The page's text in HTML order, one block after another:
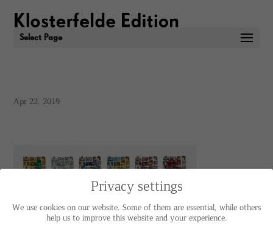
Select Page
Apr 22, 2019
Privacy settings
We use cookies on our website. Some of them are essential, while others
help us to improve this website and your experience.